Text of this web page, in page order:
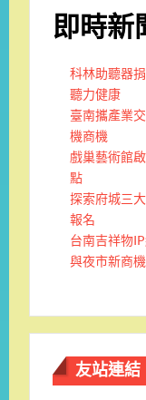
即時新
科林助聽器
聽力健康
臺南攜產業
機商機
戲巢藝術館
點
探索府城三
報名
台南吉祥物
與夜市新商機
友站連結